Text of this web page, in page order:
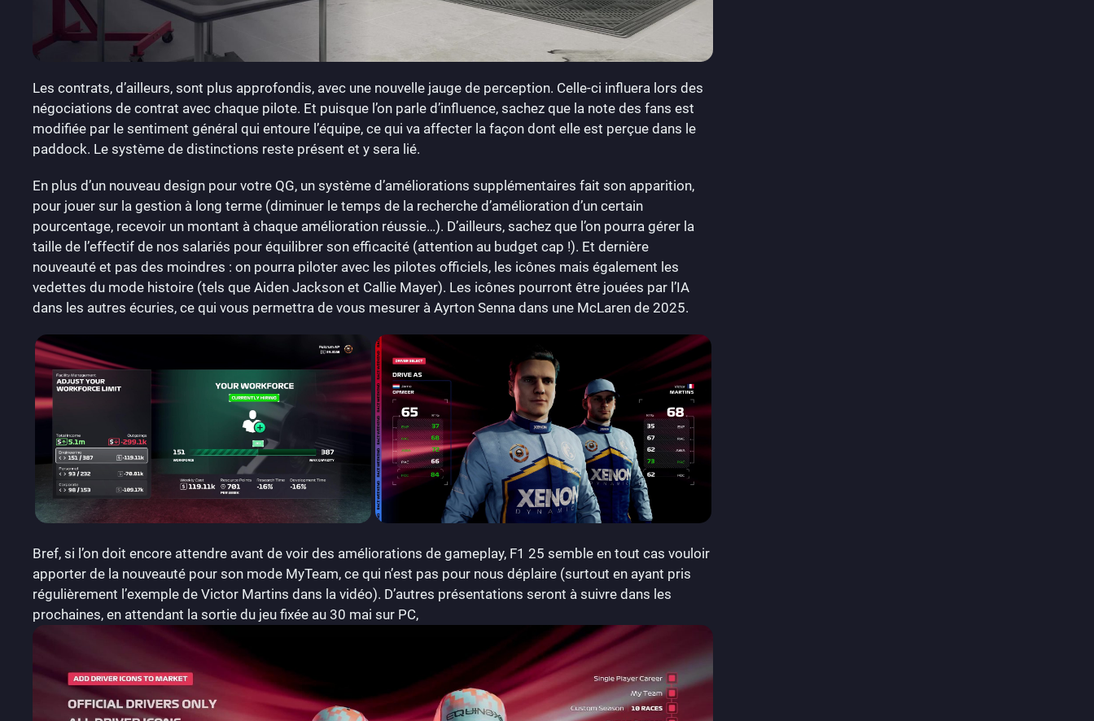
Les contrats, d’ailleurs, sont plus approfondis, avec une nouvelle jauge de perception. Celle-ci influera lors des
négociations de contrat avec chaque pilote. Et puisque l’on parle d’influence, sachez que la note des fans est
modifiée par le sentiment général qui entoure l’équipe, ce qui va affecter la façon dont elle est perçue dans le
paddock. Le système de distinctions reste présent et y sera lié.
En plus d’un nouveau design pour votre QG, un système d’améliorations supplémentaires fait son apparition,
pour jouer sur la gestion à long terme (diminuer le temps de la recherche d’amélioration d’un certain
pourcentage, recevoir un montant à chaque amélioration réussie…). D’ailleurs, sachez que l’on pourra gérer la
taille de l’effectif de nos salariés pour équilibrer son efficacité (attention au budget cap !). Et dernière
nouveauté et pas des moindres : on pourra piloter avec les pilotes officiels, les icônes mais également les
vedettes du mode histoire (tels que Aiden Jackson et Callie Mayer). Les icônes pourront être jouées par l’IA
dans les autres écuries, ce qui vous permettra de vous mesurer à Ayrton Senna dans une McLaren de 2025.
Bref, si l’on doit encore attendre avant de voir des améliorations de gameplay, F1 25 semble en tout cas vouloir
apporter de la nouveauté pour son mode MyTeam, ce qui n’est pas pour nous déplaire (surtout en ayant pris
régulièrement l’exemple de Victor Martins dans la vidéo). D’autres présentations seront à suivre dans les
prochaines, en attendant la sortie du jeu fixée au 30 mai sur PC,